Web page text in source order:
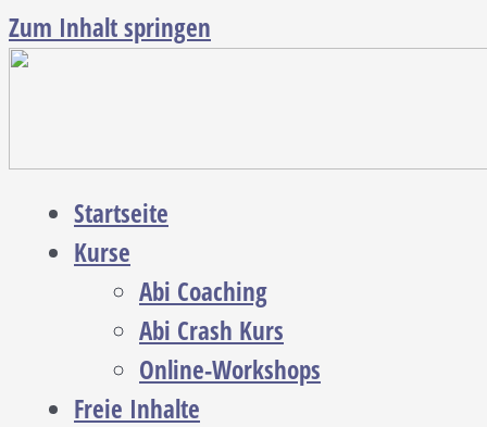
Zum Inhalt springen
Startseite
Kurse
Abi Coaching
Abi Crash Kurs
Online-Workshops
Freie Inhalte